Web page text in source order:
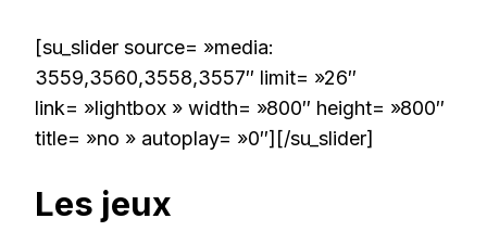
[su_slider source= »media:
3559,3560,3558,3557″ limit= »26″
link= »lightbox » width= »800″ height= »800″
title= »no » autoplay= »0″][/su_slider]
Les jeux